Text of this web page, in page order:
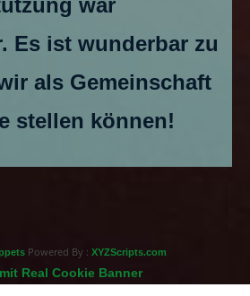
war
Es ist wunderbar zu
als Gemeinschaft
stellen können!
Powered By : XYZScripts.com
Real Cookie Banner